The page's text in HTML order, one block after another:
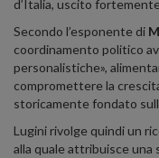
d’Italia, uscito
Secondo l’esponente di
coordinamento politico
personalistiche»,
compromettere la
storicamente fondato
Lugini rivolge quindi un
alla quale attribuisce